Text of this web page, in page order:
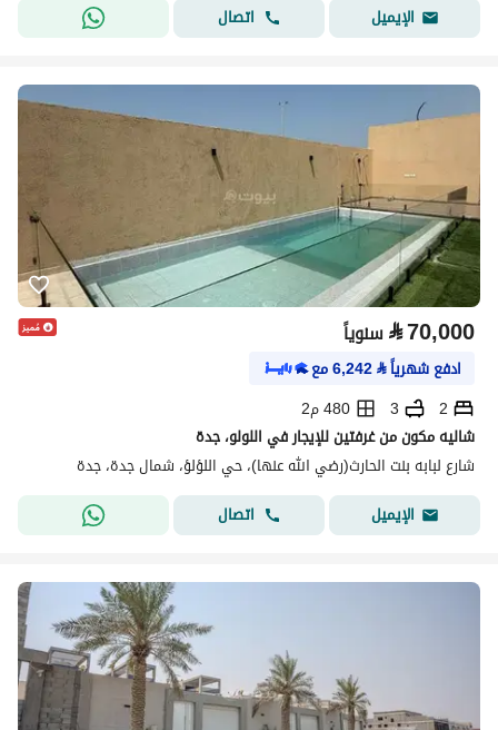
الإيميل
اتصال
⃁70,000 سنوياً
ادفع شهرياً⃁
6,242مع
2
3
480 م2
شاليه مكون من غرفتين للإيجار في اللولو، جدة
شارع لبابه بنت الحارث(رضي الله عنها)، حي اللؤلؤ، شمال جدة، جدة
الإيميل
اتصال